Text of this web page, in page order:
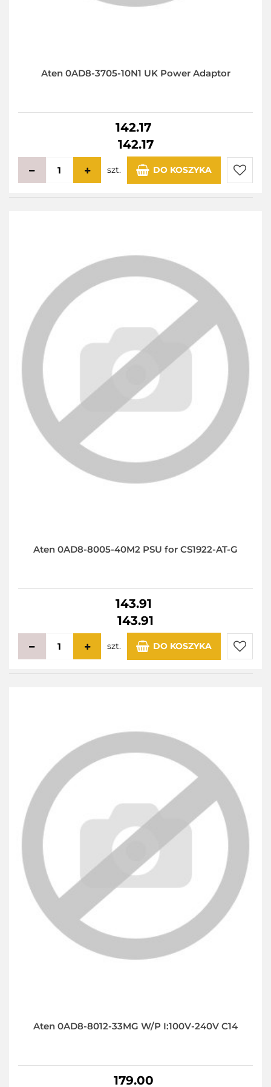
Aten 0AD8-3705-10N1 UK Power Adaptor
142.17
142.17
szt. DO KOSZYKA
Do
Aten 0AD8-8005-40M2 PSU for CS1922-AT-G
143.91
143.91
szt. DO KOSZYKA
Aten 0AD8-8012-33MG W/P I:100V-240V C14
179.00